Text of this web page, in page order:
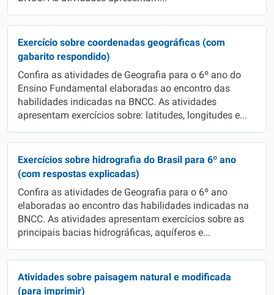
Exercício sobre coordenadas geográficas (com
gabarito respondido)
Confira as atividades de Geografia para o 6º ano do
Ensino Fundamental elaboradas ao encontro das
habilidades indicadas na BNCC. As atividades
apresentam exercícios sobre: latitudes, longitudes e...
Exercícios sobre hidrografia do Brasil para 6º ano
(com respostas explicadas)
Confira as atividades de Geografia para o 6º ano
elaboradas ao encontro das habilidades indicadas na
BNCC. As atividades apresentam exercícios sobre as
principais bacias hidrográficas, aquíferos e...
Atividades sobre paisagem natural e modificada
(para imprimir)